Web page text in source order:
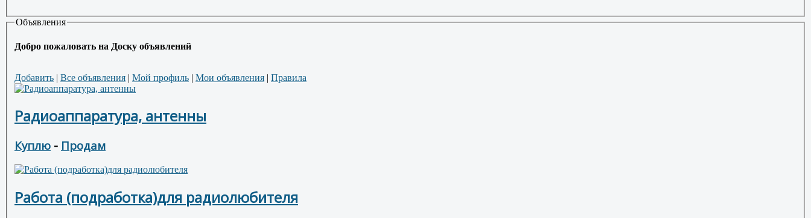
Объявления
Добро пожаловать на Доску объявлений
Добавить | Все объявления | Мой профиль | Мои объявления | Правила
Радиоаппаратура, антенны
Куплю - Продам
Работа (подработка)для радиолюбителя